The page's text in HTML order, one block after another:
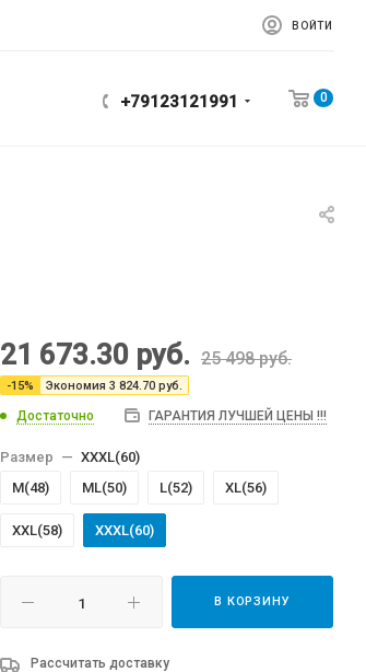
ВОЙТИ
+79123121991 0
21 673.30 руб. 25 498руб.
-15% Экономия 3 824.70 руб.
Достаточно ГАРАНТИЯ ЛУЧШЕЙ ЦЕНЫ !!!
Размер — XXXL(60)
M(48)
МL(50) L(52) XL(56)
XXL(58) XXXL(60)
В КОРЗИНУ
Рассчитать доставку